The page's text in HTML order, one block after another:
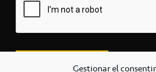
Gestionar el